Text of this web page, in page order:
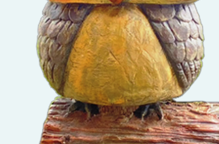
下簡稱清大）
「115年中小學
雙語教學在職教
師增能學分班」
開放招生一案